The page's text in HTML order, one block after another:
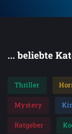
... beliebte
Thriller
Mystery
Ratgeber